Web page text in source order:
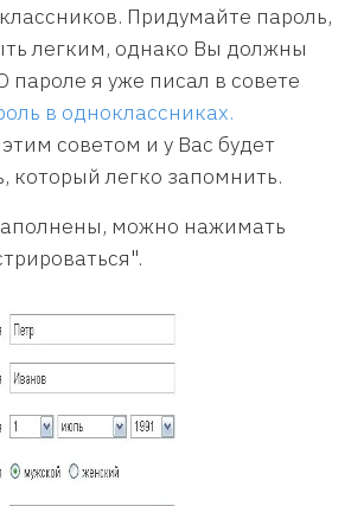
Придумайте пароль,
легким, однако Вы должны
пароле я уже писал в совете
в одноклассниках.
советом и у Вас будет
который легко запомнить.
можно нажимать